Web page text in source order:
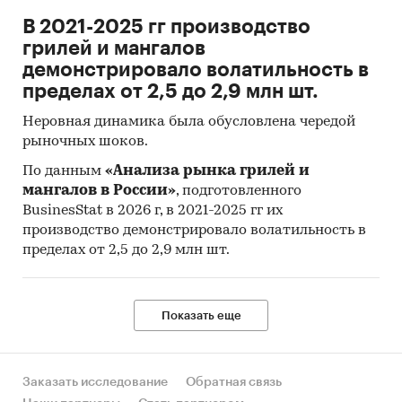
увеличением импорта более чем в два раза.
Объем рынка в стоимостном выражении в 2017
г. составил $40 043 тыс., что меньше значений
2016 г. на 31,4%.
По оценке аналитиков DISCOVERY Research
Group, объем производства отечественного
оборудования для литья пластмасс на
российском рынке в 2017 г. составил 972 шт.
оборудования для литья пластмасс в Россию в
Россию в 2017 г. составил $40 487,6 тыс., а
экспорта – $4 540 тыс.
станков, что в некоторой степени
В 2021-2025 гг производство
грилей и мангалов
демонстрировало волатильность в
пределах от 2,5 до 2,9 млн шт.
Неровная динамика была обусловлена чередой
рыночных шоков.
По данным «Анализа рынка грилей и
мангалов в России», подготовленного
BusinesStat в 2026 г, в 2021-2025 гг их
производство демонстрировало волатильность в
пределах от 2,5 до 2,9 млн шт.
Показать еще
Заказать исследование
Обратная связь